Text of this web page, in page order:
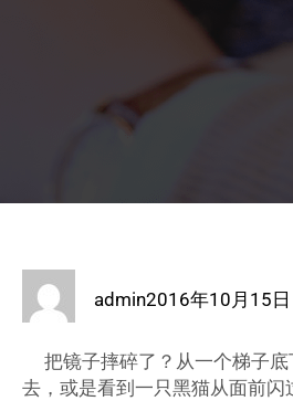
admin2016年10月15日
把镜子摔碎了？从一个梯子底
去，或是看到一只黑猫从面前闪